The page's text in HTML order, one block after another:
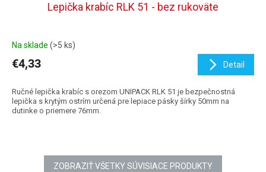
Lepička krabíc RLK 51 - bez rukoväte
Na sklade (>5 ks)
€4,33 Detail
Ručné lepička krabíc s orezom UNIPACK RLK 51 je bezpečnostná
lepička s krytým ostrím určená pre lepiace pásky šírky 50mm na
dutinke o priemere 76mm.
ZOBRAZIŤ VŠETKY SÚVISIACE PRODUKTY